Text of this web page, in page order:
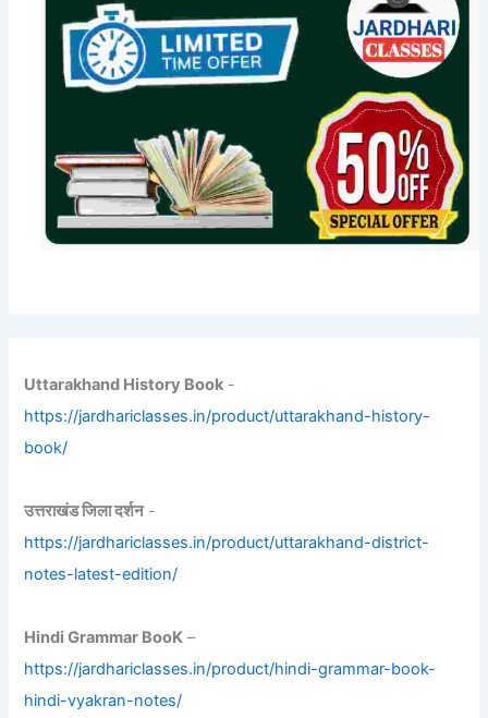
Uttarakhand History Book -
https://jardhariclasses.in/product/uttarakhand-history-
book/
उत्तराखंड जिला दर्शन-
https://jardhariclasses.in/product/uttarakhand-district-
notes-latest-edition/
Hindi Grammar BooK –
https://jardhariclasses.in/product/hindi-grammar-book-
hindi-vyakran-notes/